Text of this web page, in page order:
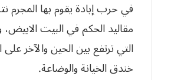
في حرب إبادة يقوم بها المجرم
مقاليد الحكم في البيت
التي ترتفع بين الحين والآخر
خندق الخيانة والوضاعة.